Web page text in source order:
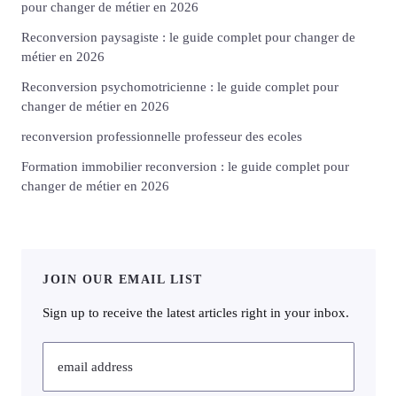
pour changer de métier en 2026
Reconversion paysagiste : le guide complet pour changer de
métier en 2026
Reconversion psychomotricienne : le guide complet pour
changer de métier en 2026
reconversion professionnelle professeur des ecoles
Formation immobilier reconversion : le guide complet pour
changer de métier en 2026
JOIN OUR EMAIL LIST
Sign up to receive the latest articles right in your inbox.
email address